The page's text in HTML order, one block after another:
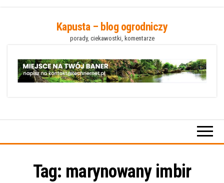
Kapusta – blog ogrodniczy
porady, ciekawostki, komentarze
Tag: marynowany imbir